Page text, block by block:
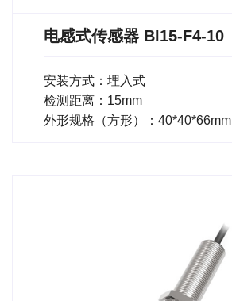
电感式传感器 BI15-F4-10
安装方式：埋入式
检测距离：15mm
外形规格（方形）：40*40*66mm